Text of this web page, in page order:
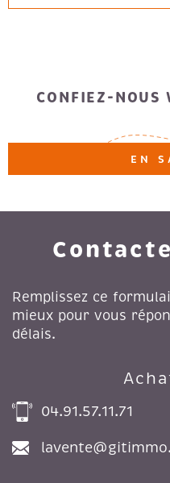
CONFIEZ-NOUS
EN
Remplissez ce
mieux pour vous
délais.
04.91.57.11.71